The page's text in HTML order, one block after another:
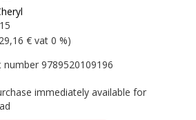
hinta
vat€ vat 0 %)
number 9789520109196
immediately available for